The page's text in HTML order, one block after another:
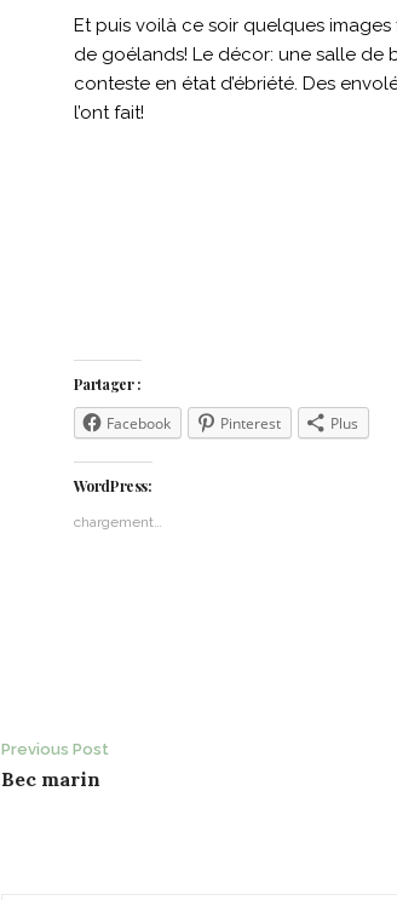
Et puis voilà ce soir quelques
de goélands! Le décor: une salle de
conteste en état d’ébriété. Des
l’ont fait!
Partager :
Facebook Pinterest Plus
WordPress:
chargement…
Post
Previous Post
Bec marin